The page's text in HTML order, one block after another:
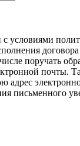
условиями
числе поручать
почты.
адрес
письменного